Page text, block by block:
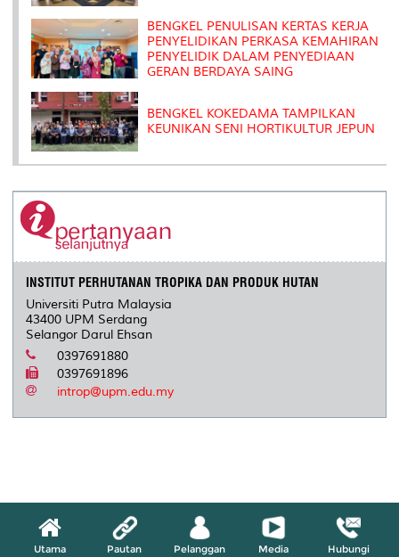
BENGKEL PENULISAN KERTAS KERJA
PENYELIDIKAN PERKASA KEMAHIRAN
PENYELIDIK DALAM PENYEDIAAN
GERAN BERDAYA SAING
BENGKEL KOKEDAMA TAMPILKAN
KEUNIKAN SENI HORTIKULTUR JEPUN
INSTITUT PERHUTANAN TROPIKA DAN PRODUK HUTAN
Universiti Putra Malaysia
43400 UPM Serdang
Selangor Darul Ehsan
0397691880
0397691896
introp@upm.edu.my
Utama Pautan Pelanggan Media Hubungi